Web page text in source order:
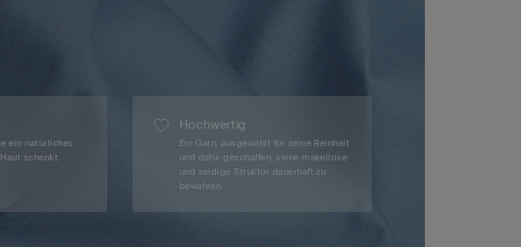
ein natürliches
schenkt.
Hochwertig
Ein Garn, ausgewählt für seine Reinheit
und dafür geschaffen, seine makellose
und seidige Struktur dauerhaft zu
bewahren.